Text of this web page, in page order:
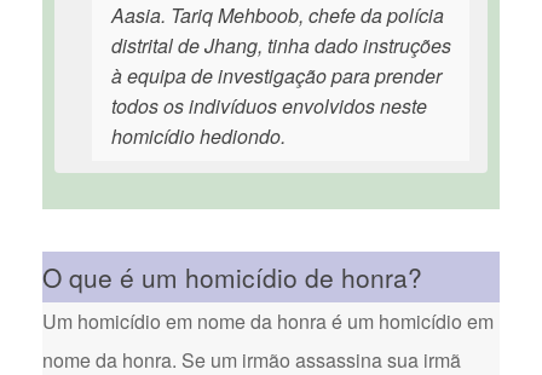
Aasia. Tariq Mehboob, chefe da polícia
distrital de Jhang, tinha dado instruções
à equipa de investigação para prender
todos os indivíduos envolvidos neste
homicídio hediondo.
O que é um homicídio de honra?
Um homicídio em nome da honra é um homicídio em
nome da honra. Se um irmão assassina sua irmã